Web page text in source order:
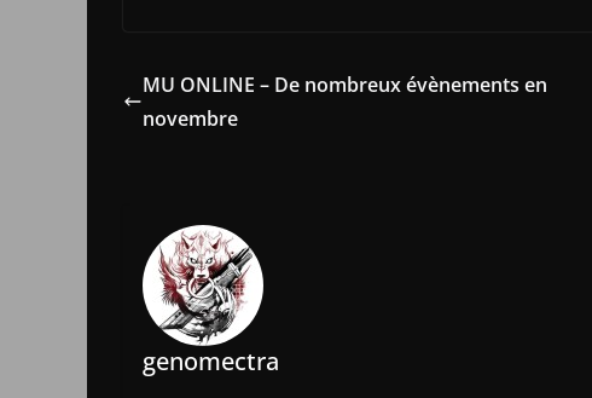
MU ONLINE – De nombreux évènements en
novembre
genomectra